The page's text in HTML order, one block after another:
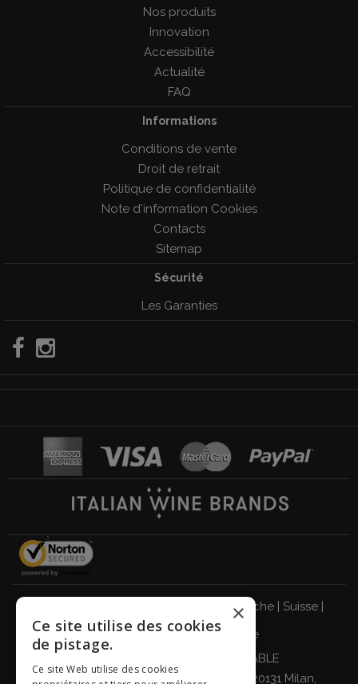
Nos produits
Innovation
Accessibilité
Actualité
FAQ
Informations
Conditions de vente
Droit de retrait
Politique de confidentialité
Note d'information Cookies
Contacts
Sitemap
Sécurité
Les Garanties
Autriche| Suisse|
Pays-Bas|France|Belgique
BUVEZ DE MANIÈRE RESPONSABLE
Giordano Vini S.p.A. Viale Abruzzi 94, 20131 Milan,
×
Ce site utilise des cookies
de pistage.
Ce site Web utilise des cookies